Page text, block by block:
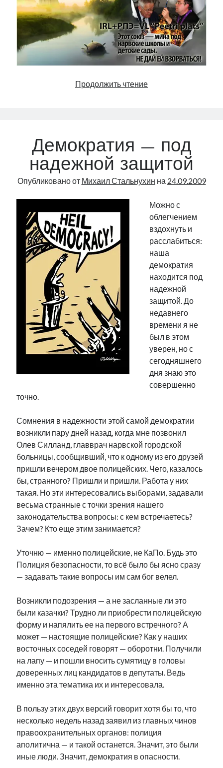
Продолжить чтениеНе
Демократия — под
надежной защитой
Опубликовано от Михаил Стальнухин на 24.09.2009
Можно с
облегчением
вздохнуть и
расслабиться:
наша
демократия
находится под
надежной
защитой. До
недавнего
времени я не
был в этом
уверен, но с
сегодняшнего
дня знаю это
совершенно
точно.
Сомнения в надежности этой самой демократии
возникли пару дней назад, когда мне позвонил
Олев Силланд, главврач нарвской городской
больницы, сообщивший, что к одному из его друзей
пришли вечером двое полицейских. Чего, казалось
бы, странного? Пришли и пришли. Работа у них
такая. Но эти интересовались выборами, задавали
весьма странные с точки зрения нашего
законодательства вопросы: с кем встречаетесь?
Зачем? Кто еще этим занимается?
Уточню — именно полицейские, не КаПо. Будь это
Полиция безопасности, то всё было бы ясно сразу
— задавать такие вопросы им сам бог велел.
Возникли подозрения — а не засланные ли это
были казачки? Трудно ли приобрести полицейскую
форму и напялить ее на первого встречного? А
может — настоящие полицейские? Как у наших
восточных соседей говорят — оборотни. Получили
на лапу — и пошли вносить сумятицу в головы
доверенных лиц кандидатов в депутаты. Ведь
именно эта тематика их и интересовала.
В пользу этих двух версий говорит хотя бы то, что
несколько недель назад заявил из главных чинов
правоохранительных органов: полиция
аполитична — и такой останется. Значит, это были
иные люди. Значит, демократия в опасности.